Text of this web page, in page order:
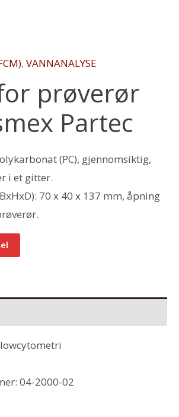
, VANNANALYSE
prøverør
Partec
(PC), gjennomsiktig,
i et gitter.
70 x 40 x 137 mm, åpning
04-2000-02